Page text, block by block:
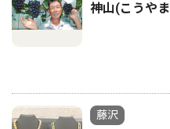
神山(こうや
藤沢